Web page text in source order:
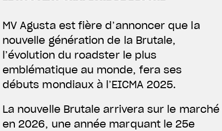
MV Agusta est fière d’annoncer que la
nouvelle génération de la Brutale,
l’évolution du roadster le plus
emblématique au monde, fera ses
débuts mondiaux à l’EICMA 2025.
La nouvelle Brutale arrivera sur le marché
en 2026, une année marquant le 25e